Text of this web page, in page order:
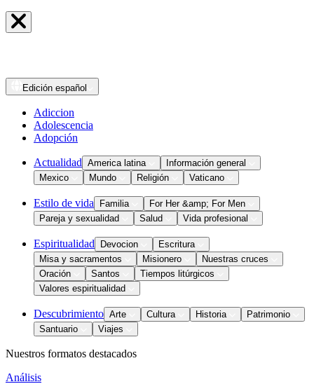
Edición español
Adiccion
Adolescencia
Adopción
Actualidad America latina
Información general
Mexico
Mundo Religión Vaticano
Estilo de vida Familia
For Her &amp; For Men
Pareja y sexualidad
Salud Vida profesional
Espiritualidad Devocion
Escritura
Misa y sacramentos
Misionero
Nuestras cruces
Oración
Santos
Tiempos litúrgicos
Valores espiritualidad
Descubrimiento Arte Cultura Historia
Patrimonio
Santuario
Viajes
Nuestros formatos destacados
Análisis